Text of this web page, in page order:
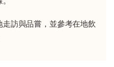
訪與品嘗，並參考在地飲